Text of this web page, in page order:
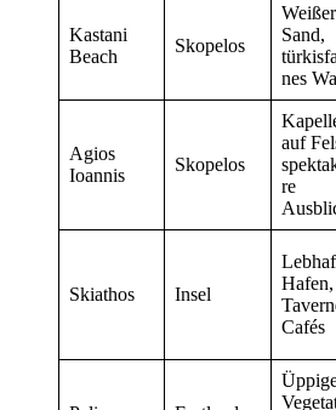
Kastani
Beach
Skopelos
Weißer
Sand,
nes
Agios
Ioannis
Skopelos
auf
re
Skiathos Insel
Hafen,
Cafés